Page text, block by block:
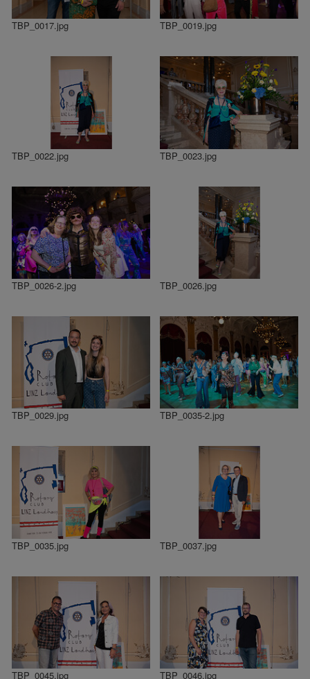
TBP_0017.jpg TBP_0019.jpg
TBP_0022.jpg TBP_0023.jpg
TBP_0026-2.jpg TBP_0026.jpg
TBP_0029.jpg TBP_0035-2.jpg
TBP_0035.jpg TBP_0037.jpg
TBP_0045.jpg TBP_0046.jpg